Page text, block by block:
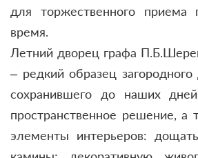
для торжественного приема
время.
Летний дворец графа
– редкий образец
сохранившего до наших
пространственное решение, а
элементы интерьеров: